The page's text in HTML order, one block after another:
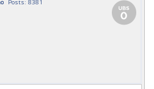
Posts: 8381